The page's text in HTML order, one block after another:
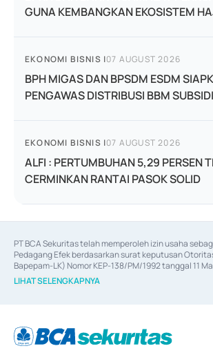
GUNA KEMBANGKAN EKOSISTEM
EKONOMI BISNIS |07 AUGUST 2026
BPH MIGAS DAN BPSDM ESDM
PENGAWAS DISTRIBUSI BBM SUBSIDI
EKONOMI BISNIS |07 AUGUST 2026
ALFI : PERTUMBUHAN 5,29 PERSEN
CERMINKAN RANTAI PASOK SOLID
PT BCA Sekuritas telah memperoleh izin usaha
Pedagang Efek berdasarkan surat keputusan
Bapepam-LK) Nomor KEP-138/PM/1992 tanggal 11
06/D.04/2014 tanggal 28 Februari 2014, izin usaha
Efek berdasarkan surat keputusan Otoritas Jasa
berdasarkan surat keputusan Otoritas Jasa Keuangan
67/PM.21/2017 tanggal 3 Februari 2017, dan beberapa
LIHAT SELENGKAPNYA